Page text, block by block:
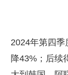
2024年第四
降43%；后续